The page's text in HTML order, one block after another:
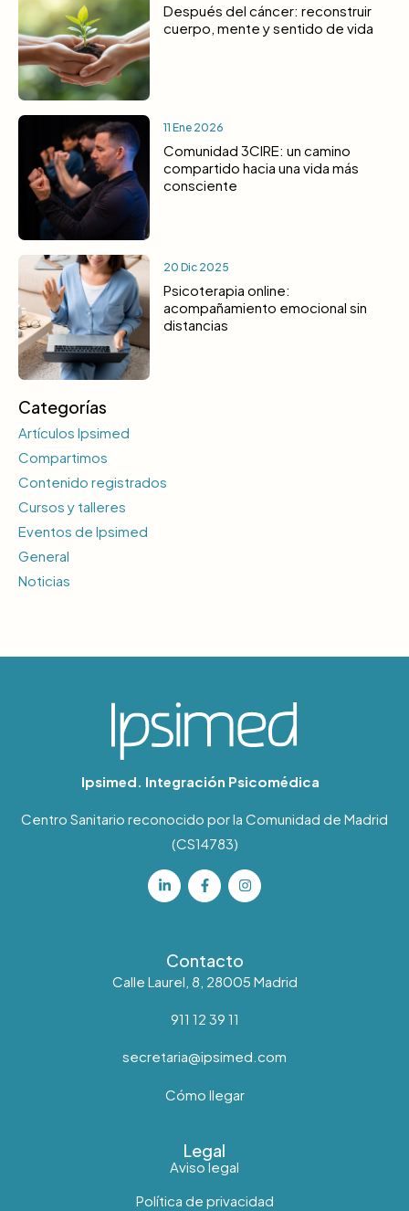
Después del cáncer: reconstruir
cuerpo, mente y sentido de vida
11 Ene 2026
Comunidad 3CIRE: un camino
compartido hacia una vida más
consciente
20 Dic 2025
Psicoterapia online:
acompañamiento emocional sin
distancias
Categorías
Artículos Ipsimed
Compartimos
Contenido registrados
Cursos y talleres
Eventos de Ipsimed
General
Noticias
Ipsimed. Integración Psicomédica
Centro Sanitario reconocido por la Comunidad de Madrid
(CS14783)
Contacto
Calle Laurel, 8, 28005 Madrid
911 12 39 11
secretaria@ipsimed.com
Cómo llegar
Legal
Aviso legal
Política de privacidad